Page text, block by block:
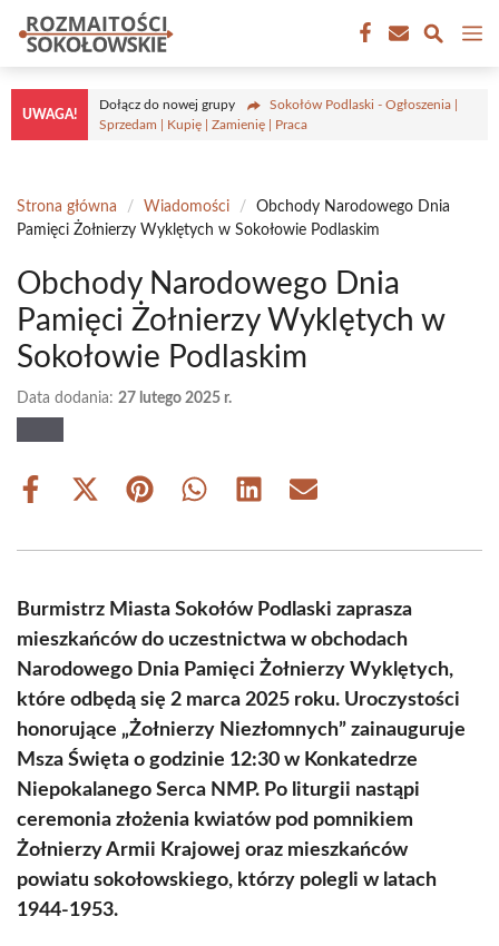
Przejdź
treści
UWAGA!
Dołącz do nowej grupy
Sokołów Podlaski - Ogłoszenia |
Sprzedam | Kupię | Zamienię | Praca
Strona główna / Wiadomości /
Obchody Narodowego Dnia
Pamięci Żołnierzy Wyklętych w Sokołowie Podlaskim
Obchody Narodowego Dnia
Pamięci Żołnierzy Wyklętych w
Sokołowie Podlaskim
Data dodania: 27 lutego 2025 r.
Share
Share
(Twitter)
Share Share Share Share
Burmistrz Miasta Sokołów Podlaski zaprasza
mieszkańców do uczestnictwa w obchodach
Narodowego Dnia Pamięci Żołnierzy Wyklętych,
które odbędą się 2 marca 2025 roku. Uroczystości
honorujące „Żołnierzy Niezłomnych” zainauguruje
Msza Święta o godzinie 12:30 w Konkatedrze
Niepokalanego Serca NMP. Po liturgii nastąpi
ceremonia złożenia kwiatów pod pomnikiem
Żołnierzy Armii Krajowej oraz mieszkańców
powiatu sokołowskiego, którzy polegli w latach
1944-1953.